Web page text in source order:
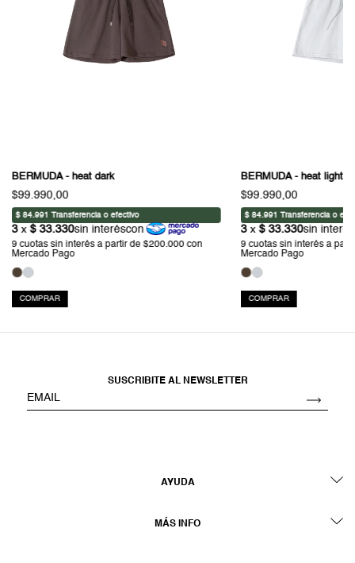
BERMUDA - heat dark
$99.990,00
COMPRAR
BERMUDA - heat light
$99.990,00
COMPRAR
SUSCRIBITE AL NEWSLETTER
AYUDA
MÁS INFO